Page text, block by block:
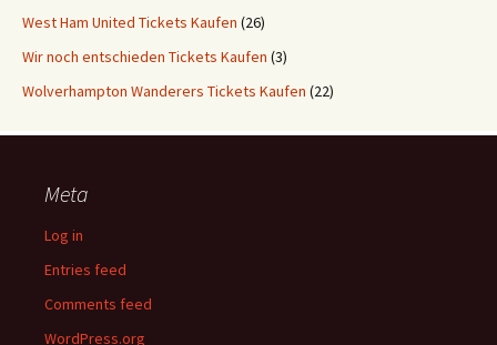
West Ham United Tickets Kaufen (26)
Wir noch entschieden Tickets Kaufen (3)
Wolverhampton Wanderers Tickets Kaufen (22)
Meta
Log in
Entries feed
Comments feed
WordPress.org